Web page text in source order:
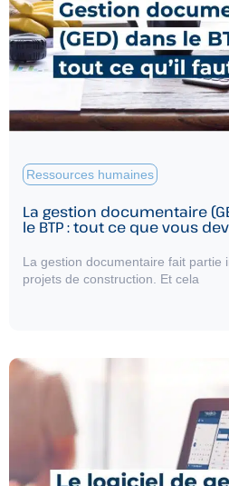
Ressources humaines
La gestion documentaire
le BTP : tout ce que vous
La gestion documentaire fait partie
projets de construction. Et cela